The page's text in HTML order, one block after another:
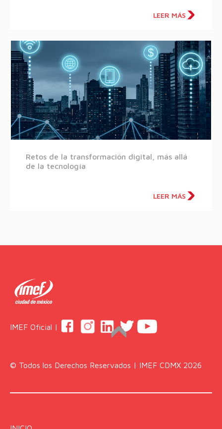
LEER MÁS
Retos de la transformación digital, más allá
de la tecnología
LEER MÁS
IMEF Oficial |
© Todos los Derechos Reservados | IMEF CDMX 2026